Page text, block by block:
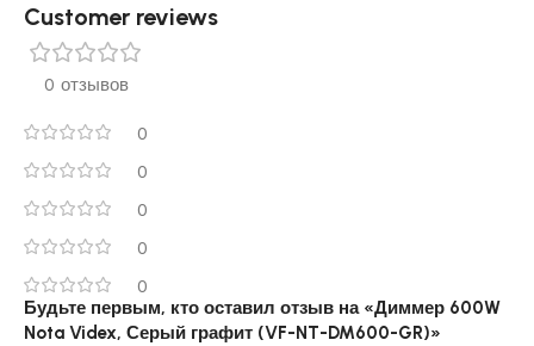
Customer reviews​
0 отзывов
0
0
0
0
0
Будьте первым, кто оставил отзыв на «Диммер 600W
Nota Videx, Серый графит (VF-NT-DM600-GR)»